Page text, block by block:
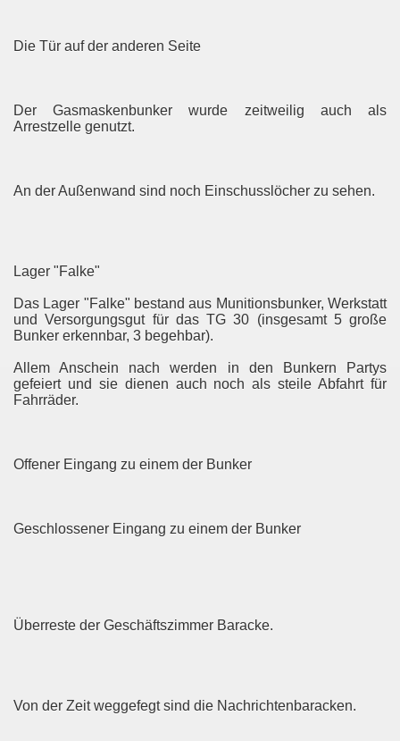
Die Tür auf der anderen Seite
Der Gasmaskenbunker wurde zeitweilig auch als
Arrestzelle genutzt.
An der Außenwand sind noch Einschusslöcher zu sehen.
Lager "Falke"
Das Lager "Falke" bestand aus Munitionsbunker, Werkstatt
und Versorgungsgut für das TG 30 (insgesamt 5 große
Bunker erkennbar, 3 begehbar).
Allem Anschein nach werden in den Bunkern Partys
gefeiert und sie dienen auch noch als steile Abfahrt für
Fahrräder.
Offener Eingang zu einem der Bunker
Geschlossener Eingang zu einem der Bunker
Überreste der Geschäftszimmer Baracke.
Von der Zeit weggefegt sind die Nachrichtenbaracken.